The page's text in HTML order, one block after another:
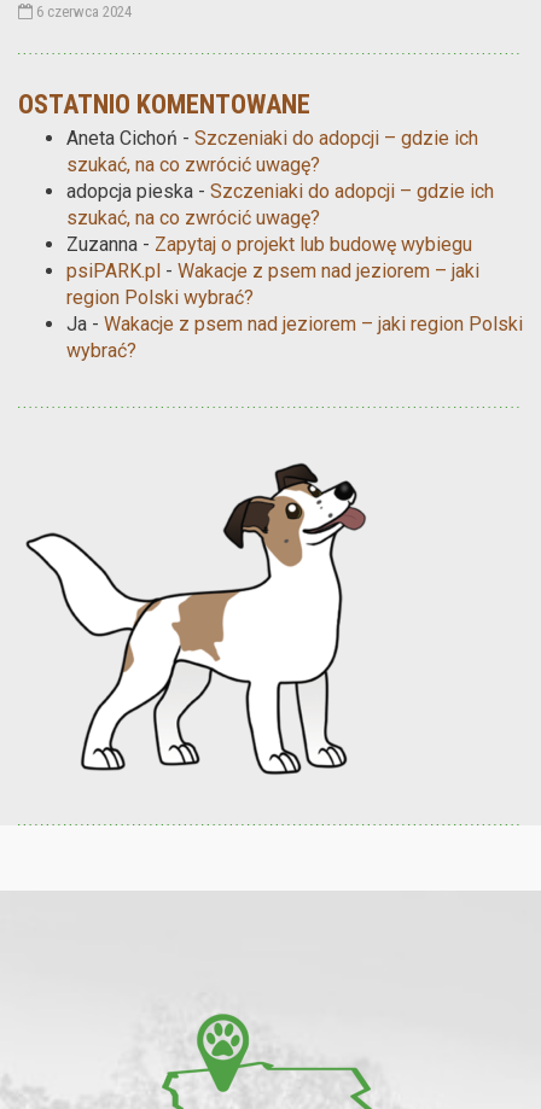
6 czerwca 2024
OSTATNIO KOMENTOWANE
Aneta Cichoń - Szczeniaki do adopcji – gdzie ich
szukać, na co zwrócić uwagę?
adopcja pieska - Szczeniaki do adopcji – gdzie ich
szukać, na co zwrócić uwagę?
Zuzanna - Zapytaj o projekt lub budowę wybiegu
psiPARK.pl - Wakacje z psem nad jeziorem – jaki
region Polski wybrać?
Ja - Wakacje z psem nad jeziorem – jaki region Polski
wybrać?